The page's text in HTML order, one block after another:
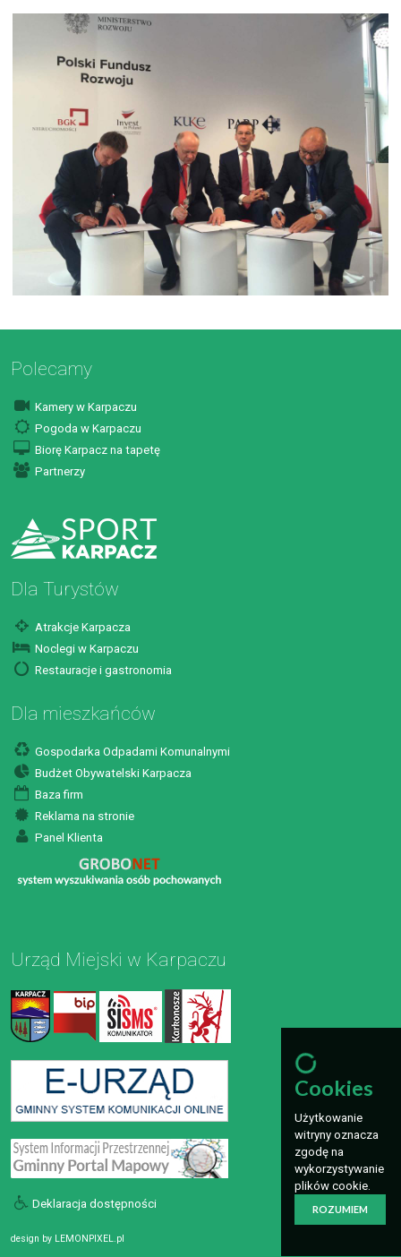
Polecamy
Kamery w Karpaczu
Pogoda w Karpaczu
Biorę Karpacz na tapetę
Partnerzy
Dla Turystów
Atrakcje Karpacza
Noclegi w Karpaczu
Restauracje i gastronomia
Dla mieszkańców
Gospodarka Odpadami Komunalnymi
Budżet Obywatelski Karpacza
Baza firm
Reklama na stronie
Panel Klienta
Urząd Miejski w Karpaczu
Deklaracja dostępności
design by LEMONPIXEL.pl
Cookies
Użytkowanie
witryny oznacza
zgodę na
wykorzystywanie
plików cookie.
ROZUMIEM